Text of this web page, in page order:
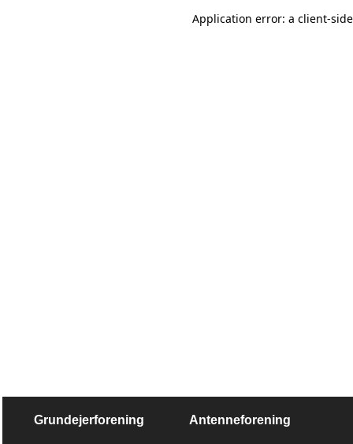
Grundejerforening Antenneforening